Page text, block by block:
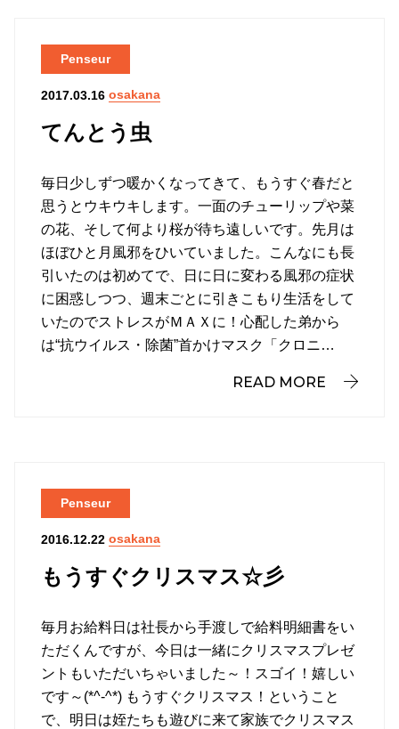
てんとう虫
Penseur
2017.03.16 osakana
毎日少しずつ暖かくなってきて、もうすぐ春だと
思うとウキウキします。一面のチューリップや菜
の花、そして何より桜が待ち遠しいです。先月は
ほぼひと月風邪をひいていました。こんなにも長
引いたのは初めてで、日に日に変わる風邪の症状
に困惑しつつ、週末ごとに引きこもり生活をして
いたのでストレスがＭＡＸに！心配した弟から
は“抗ウイルス・除菌”首かけマスク「クロニ…
READ MORE
もうすぐクリスマス☆彡
Penseur
2016.12.22 osakana
毎月お給料日は社長から手渡しで給料明細書をい
ただくんですが、今日は一緒にクリスマスプレゼ
ントもいただいちゃいました～！スゴイ！嬉しい
です～(*^-^*) もうすぐクリスマス！ということ
で、明日は姪たちも遊びに来て家族でクリスマス